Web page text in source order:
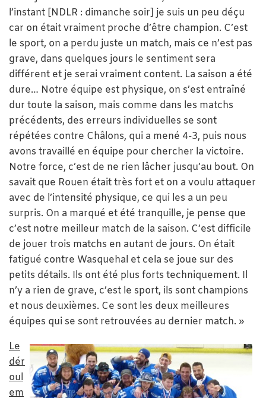
l’instant [NDLR : dimanche soir] je suis un peu déçu
car on était vraiment proche d’être champion. C’est
le sport, on a perdu juste un match, mais ce n’est pas
grave, dans quelques jours le sentiment sera
différent et je serai vraiment content. La saison a été
dure… Notre équipe est physique, on s’est entraîné
dur toute la saison, mais comme dans les matchs
précédents, des erreurs individuelles se sont
répétées contre Châlons, qui a mené 4-3, puis nous
avons travaillé en équipe pour chercher la victoire.
Notre force, c’est de ne rien lâcher jusqu’au bout. On
savait que Rouen était très fort et on a voulu attaquer
avec de l’intensité physique, ce qui les a un peu
surpris. On a marqué et été tranquille, je pense que
c’est notre meilleur match de la saison. C’est difficile
de jouer trois matchs en autant de jours. On était
fatigué contre Wasquehal et cela se joue sur des
petits détails. Ils ont été plus forts techniquement. Il
n’y a rien de grave, c’est le sport, ils sont champions
et nous deuxièmes. Ce sont les deux meilleures
équipes qui se sont retrouvées au dernier match. »
Le
dér
oul
em